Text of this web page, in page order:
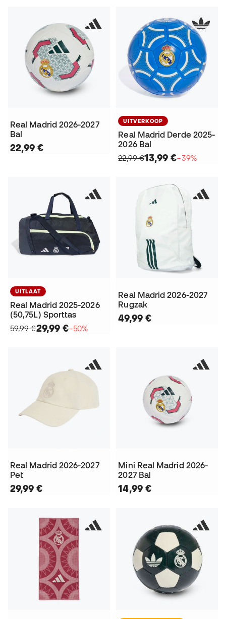
Real Madrid 2026-2027
Bal
22,99 €
UITVERKOOP
Real Madrid Derde 2025-
2026 Bal
22,99 €13,99 €−39%
UITLAAT
Real Madrid 2025-2026
(50,75L) Sporttas
59,99 €29,99 €−50%
Real Madrid 2026-2027
Rugzak
49,99 €
Real Madrid 2026-2027
Pet
29,99 €
Mini Real Madrid 2026-
2027 Bal
14,99 €